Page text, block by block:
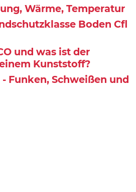
Wärme, Temperatur
Boden Cfl
und was ist der
Kunststoff?
Funken, Schweißen und